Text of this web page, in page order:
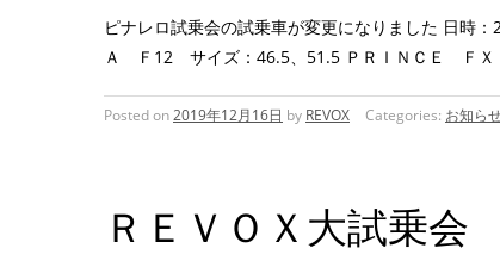
ピナレロ試乗会の試乗車が変更になりました 日時
Ａ Ｆ12 サイズ：46.5、51.5 ＰＲＩＮＣＥ Ｆ
Posted on2019年12月16日 by REVOX Categories: お知ら
ＲＥＶＯＸ大試乗会